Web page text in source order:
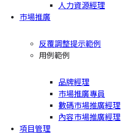
人力資源經理
市場推廣
反覆調整提示範例
用例範例
品牌經理
市場推廣專員
數碼市場推廣經理
內容市場推廣經理
項目管理